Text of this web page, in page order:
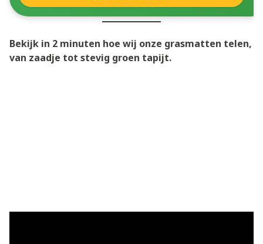
Bekijk in 2 minuten hoe wij onze grasmatten telen,
van zaadje tot stevig groen tapijt.